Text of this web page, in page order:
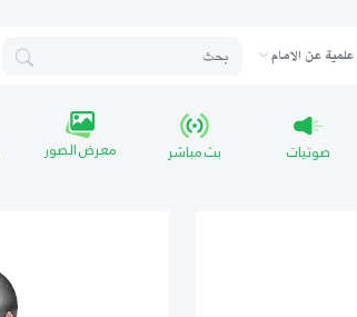
عن الامام
صوتيات بث مباشر معرض الصور